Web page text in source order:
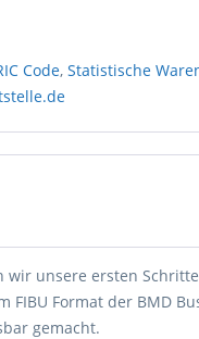
Code,Statistische
wir unsere ersten
FIBU Format der BMD
gemacht.